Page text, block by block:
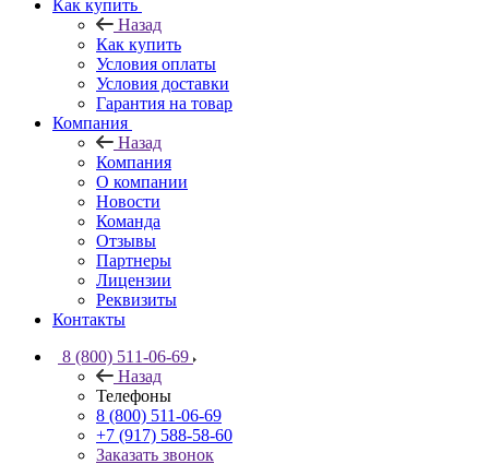
Как купить
Назад
Как купить
Условия оплаты
Условия доставки
Гарантия на товар
Компания
Назад
Компания
О компании
Новости
Команда
Отзывы
Партнеры
Лицензии
Реквизиты
Контакты
8 (800) 511-06-69
Назад
Телефоны
8 (800) 511-06-69
+7 (917) 588-58-60
Заказать звонок